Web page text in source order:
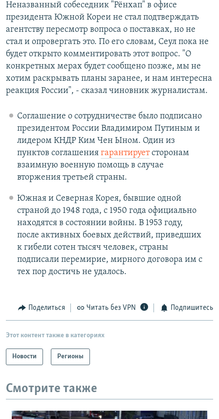
Неназванный собеседник "Рёнхап" в офисе
президента Южной Кореи не стал подтверждать
агентству пересмотр вопроса о поставках, но не
стал и опровергать это. По его словам, Сеул пока не
будет открыто комментировать этот вопрос. "О
конкретных мерах будет сообщено позже, мы не
хотим раскрывать планы заранее, и нам интересна
реакция России", - сказал чиновник журналистам.
Соглашение о сотрудничестве было подписано
президентом России Владимиром Путиным и
лидером КНДР Ким Чен Ыном. Один из
пунктов соглашения гарантируетсторонам
взаимную военную помощь в случае
вторжения третьей страны.
Южная и Северная Корея, бывшие одной
страной до 1948 года, с 1950 года официально
находятся в состоянии войны. В 1953 году,
после активных боевых действий, приведших
к гибели сотен тысяч человек, страны
подписали перемирие, мирного договора им с
тех пор достичь не удалось.
Поделиться Читать без VPN Подпишитесь
Этот контент также в категориях
Новости Регионы
Смотрите также